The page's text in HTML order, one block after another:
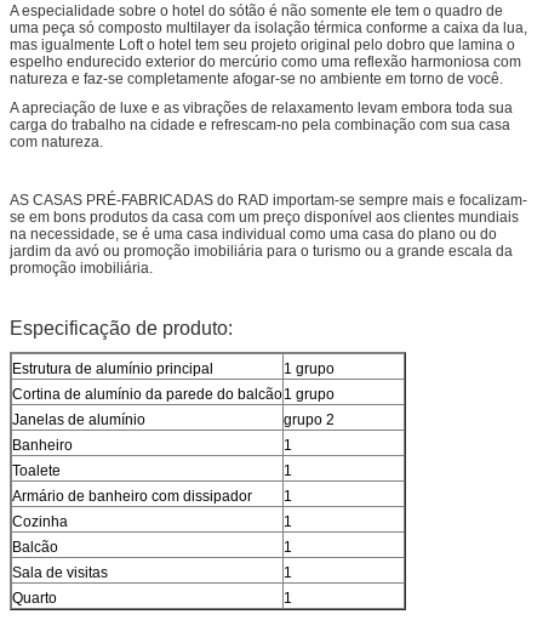
A especialidade sobre o hotel do sótão é não somente ele tem o quadro de
uma peça só composto multilayer da isolação térmica conforme a caixa da lua,
mas igualmente Loft o hotel tem seu projeto original pelo dobro que lamina o
espelho endurecido exterior do mercúrio como uma reflexão harmoniosa com
natureza e faz-se completamente afogar-se no ambiente em torno de você.
A apreciação de luxe e as vibrações de relaxamento levam embora toda sua
carga do trabalho na cidade e refrescam-no pela combinação com sua casa
com natureza.
AS CASAS PRÉ-FABRICADAS do RAD importam-se sempre mais e focalizam-
se em bons produtos da casa com um preço disponível aos clientes mundiais
na necessidade, se é uma casa individual como uma casa do plano ou do
jardim da avó ou promoção imobiliária para o turismo ou a grande escala da
promoção imobiliária.
Especificação de produto:
Estrutura de alumínio principal
1 grupo
Cortina de alumínio da parede do balcão1 grupo
Janelas de alumínio
grupo 2
Banheiro
1
Toalete
1
Armário de banheiro com dissipador
1
Cozinha
1
Balcão
1
Sala de visitas
1
Quarto
1